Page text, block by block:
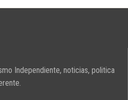
Independiente, noticias, politica